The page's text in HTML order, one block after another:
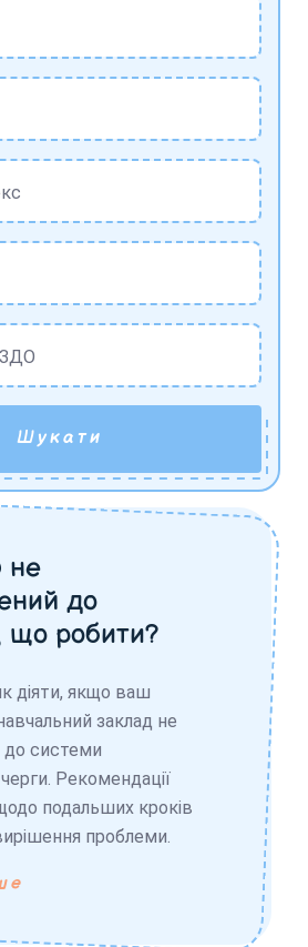
ЗДО
Шукати
не
до
що робити?
діяти, якщо ваш
заклад не
до системи
Рекомендації
подальших кроків
проблеми.